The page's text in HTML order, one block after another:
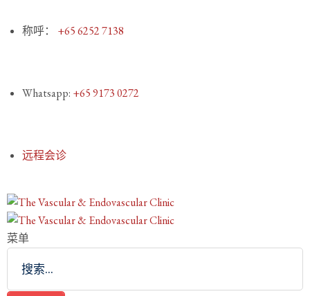
称呼： +65 6252 7138
Whatsapp: +65 9173 0272
远程会诊
菜单